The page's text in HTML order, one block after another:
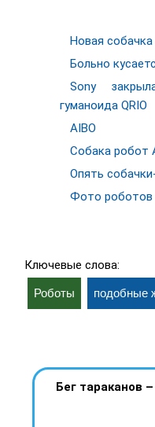
Новая
Больно
Sony
гуманоида QRIO
AIBO
Собака робот
Опять
Фото роботов
Ключевые слова:
Роботы подобные
Бег тараканов